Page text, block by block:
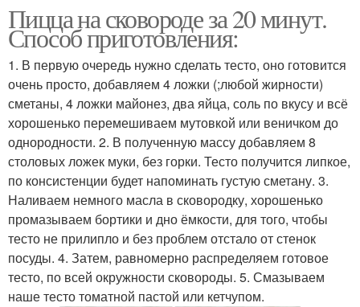
Пицца на сковороде за 20 минут.
Способ приготовления:
1. В первую очередь нужно сделать тесто, оно готовится
очень просто, добавляем 4 ложки (;любой жирности)
сметаны, 4 ложки майонез, два яйца, соль по вкусу и всё
хорошенько перемешиваем мутовкой или веничком до
однородности. 2. В полученную массу добавляем 8
столовых ложек муки, без горки. Тесто получится липкое,
по консистенции будет напоминать густую сметану. 3.
Наливаем немного масла в сковородку, хорошенько
промазываем бортики и дно ёмкости, для того, чтобы
тесто не прилипло и без проблем отстало от стенок
посуды. 4. Затем, равномерно распределяем готовое
тесто, по всей окружности сковороды. 5. Смазываем
наше тесто томатной пастой или кетчупом.